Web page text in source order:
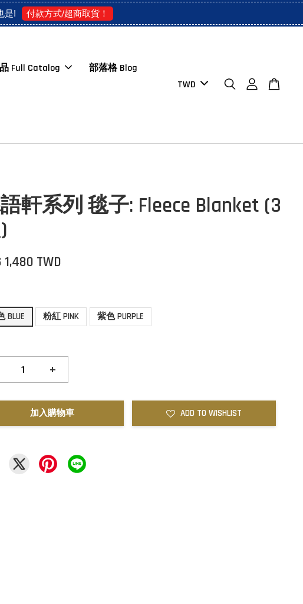
是! 付款方式/超商取貨！
Full Catalog 部落格 Blog
軒系列 毯子: Fleece Blanket (3
1,480 TWD
BLUE
粉紅 PINK 紫色 PURPLE
+
加入購物車 ADD TO WISHLIST